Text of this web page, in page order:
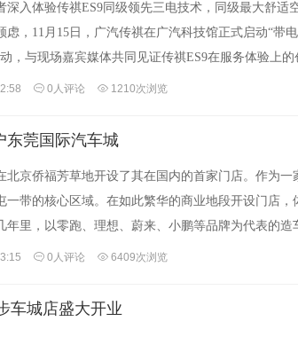
深入体验传祺ES9同级领先三电技术，同级最大舒适
虑，11月15日，广汽传祺在广汽科技馆正式启动“带
，与现场嘉宾媒体共同见证传祺ES9在服务体验上
0人评论 1210次浏览
东莞国际汽车城
北京侨福芳草地开设了其在国内的首家门店。作为
一带的核心区域。在如此繁华的商业地段开设门店
年里，以零跑、理想、蔚来、小鹏等品牌为代表的
0人评论 6409次浏览
车城店盛大开业